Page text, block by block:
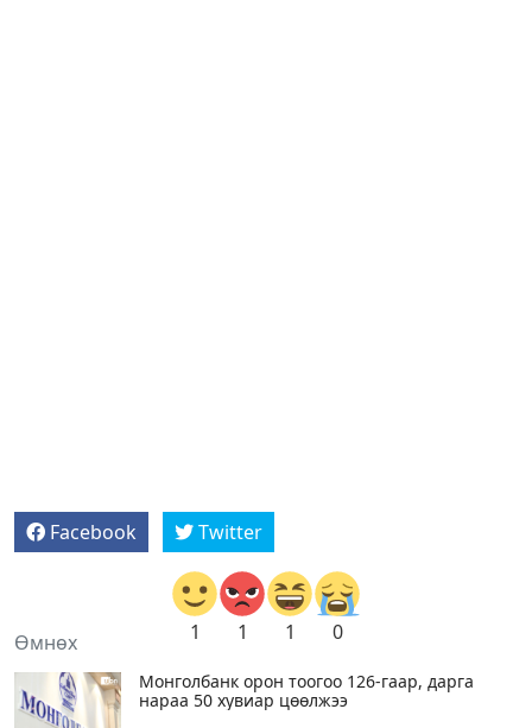
Facebook Twitter
1 1 1 0
Өмнөх
Монголбанк орон тоогоо 126-гаар, дарга
нараа 50 хувиар цөөлжээ